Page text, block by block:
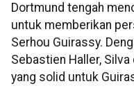
Dortmund tengah
untuk memberikan
Serhou Guirassy.
Sebastien Haller,
yang solid untuk